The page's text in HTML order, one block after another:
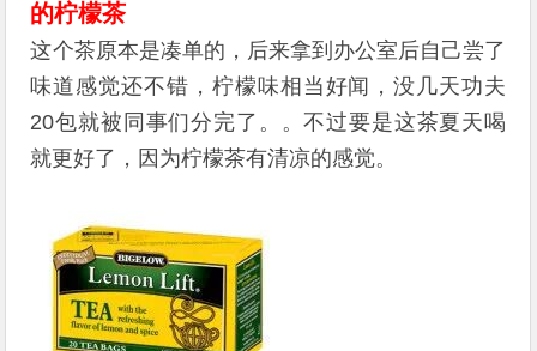
的柠檬茶
这个茶原本是凑单的，后来拿到办公室后自己尝了
味道感觉还不错，柠檬味相当好闻，没几天功夫
20包就被同事们分完了。。不过要是这茶夏天喝
就更好了，因为柠檬茶有清凉的感觉。